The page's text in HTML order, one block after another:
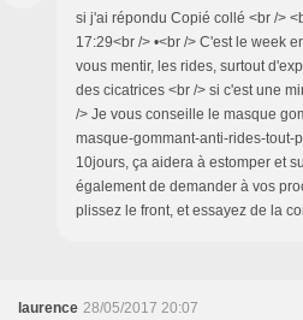
si j'ai répondu Copié collé <br />
17:29<br /> •<br /> C'est le week
vous mentir, les rides, surtout
des cicatrices <br /> si c'est une
/> Je vous conseille le masque
masque-gommant-anti-rides-tout-
10jours, ça aidera à estomper et
également de demander à vos
plissez le front, et essayez de la
laurence 28/05/2017 20:07